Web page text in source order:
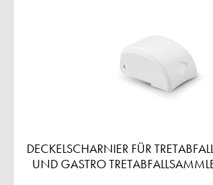
DECKELSCHARNIER FÜR
UND GASTRO